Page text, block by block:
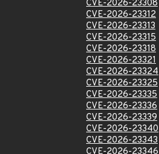
CVE-2026-23308
CVE-2026-23312
CVE-2026-23313
CVE-2026-23315
CVE-2026-23318
CVE-2026-23321
CVE-2026-23324
CVE-2026-23325
CVE-2026-23335
CVE-2026-23336
CVE-2026-23339
CVE-2026-23340
CVE-2026-23343